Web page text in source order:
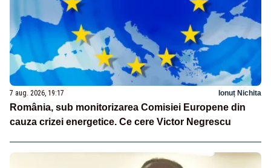
7 aug. 2026, 19:17 Ionuț Nichita
România, sub monitorizarea Comisiei Europene din
cauza crizei energetice. Ce cere Victor Negrescu